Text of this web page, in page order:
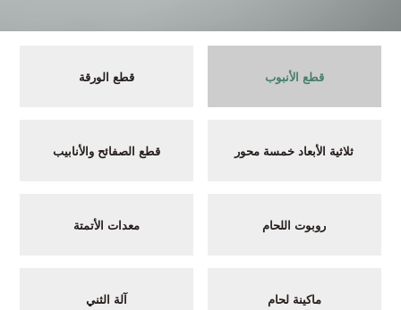
قطع الورقة قطع الأنبوب
قطع الصفائح والأنابيب ثلاثية الأبعاد خمسة محور
معدات الأتمتة روبوت اللحام
آلة الثني ماكينة لحام